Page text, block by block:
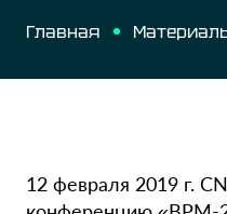
Главная
12 февраля 2019 г.